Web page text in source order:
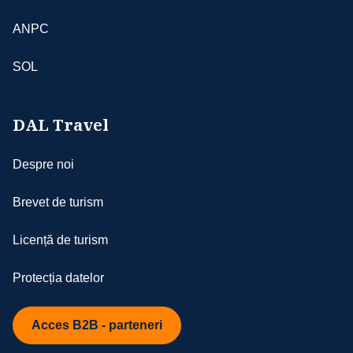
sau partenerii noștri
raţiuni politice, greve, condiţii meteo
nefavorabile etc.; în aceste cazuri agenţia se
obligă să depună eforturi pentru depăşirea
situaţiilor ivite; totodată, agenţia nu poate fi
făcută răspunzătoare pentru suportarea
unor cheltuieli suplimentare aferente
- aşezarea turiştilor în autocar se va face
începând cu bancheta a doua, în ordinea
înscrierilor, iar cei care au achitat supliment
de single pentru cazare NU beneficiază de 2
locuri în autocar
- agenţia nu-şi asumă responsabilitatea în
cazul în care anumite obiective nu pot fi
ANPC
SOL
DAL Travel
Despre noi
Brevet de turism
Licență de turism
Protecția datelor
Acces B2B - parteneri